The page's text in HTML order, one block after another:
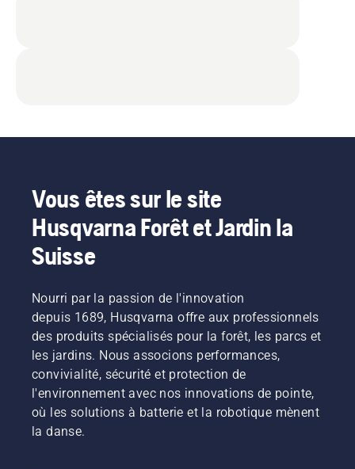
Vous êtes sur le site
Husqvarna Forêt et Jardin la
Suisse
Nourri par la passion de l'innovation
depuis 1689, Husqvarna offre aux professionnels
des produits spécialisés pour la forêt, les parcs et
les jardins. Nous associons performances,
convivialité, sécurité et protection de
l'environnement avec nos innovations de pointe,
où les solutions à batterie et la robotique mènent
la danse.